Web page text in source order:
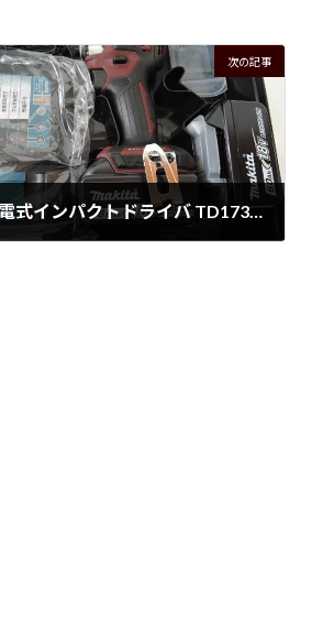
次の記事
makita 充電式インパクトドライバ TD173DGXAR 入荷！！